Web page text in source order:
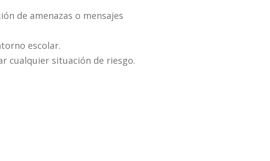
de amenazas o mensajes
escolar.
cualquier situación de riesgo.